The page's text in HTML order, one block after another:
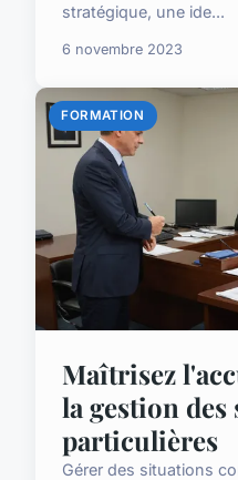
stratégique, une ide...
6 novembre 2023
FORMATION
Maîtrisez
la gestion
particulières
Gérer des situations